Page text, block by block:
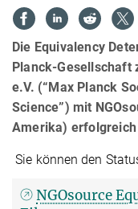
Die Equivalency
Planck-Gesellschaft
e.V. (“Max Planck
Science”) mit
Amerika)
Sie können den
NGOsource